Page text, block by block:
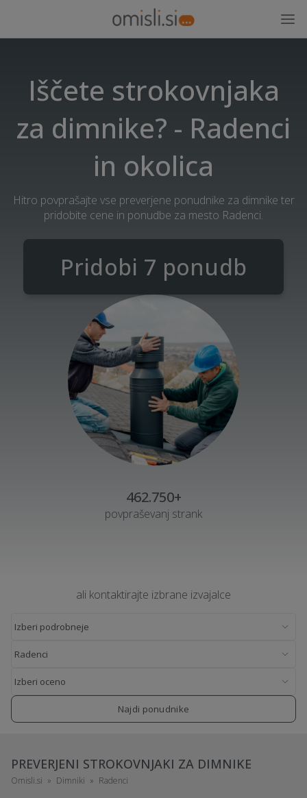
Iščete strokovnjaka
za dimnike? - Radenci
in okolica
Hitro povprašajte vse preverjene ponudnike za dimnike ter
pridobite cene in ponudbe za mesto Radenci.
Pridobi 7 ponudb
462.750+
povpraševanj strank
ali kontaktirajte izbrane izvajalce
Najdi ponudnike
PREVERJENI STROKOVNJAKI ZA DIMNIKE
Omisli.si Dimniki Radenci